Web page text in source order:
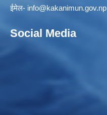
ईमेल- info@kakanimun.gov.np
Social Media